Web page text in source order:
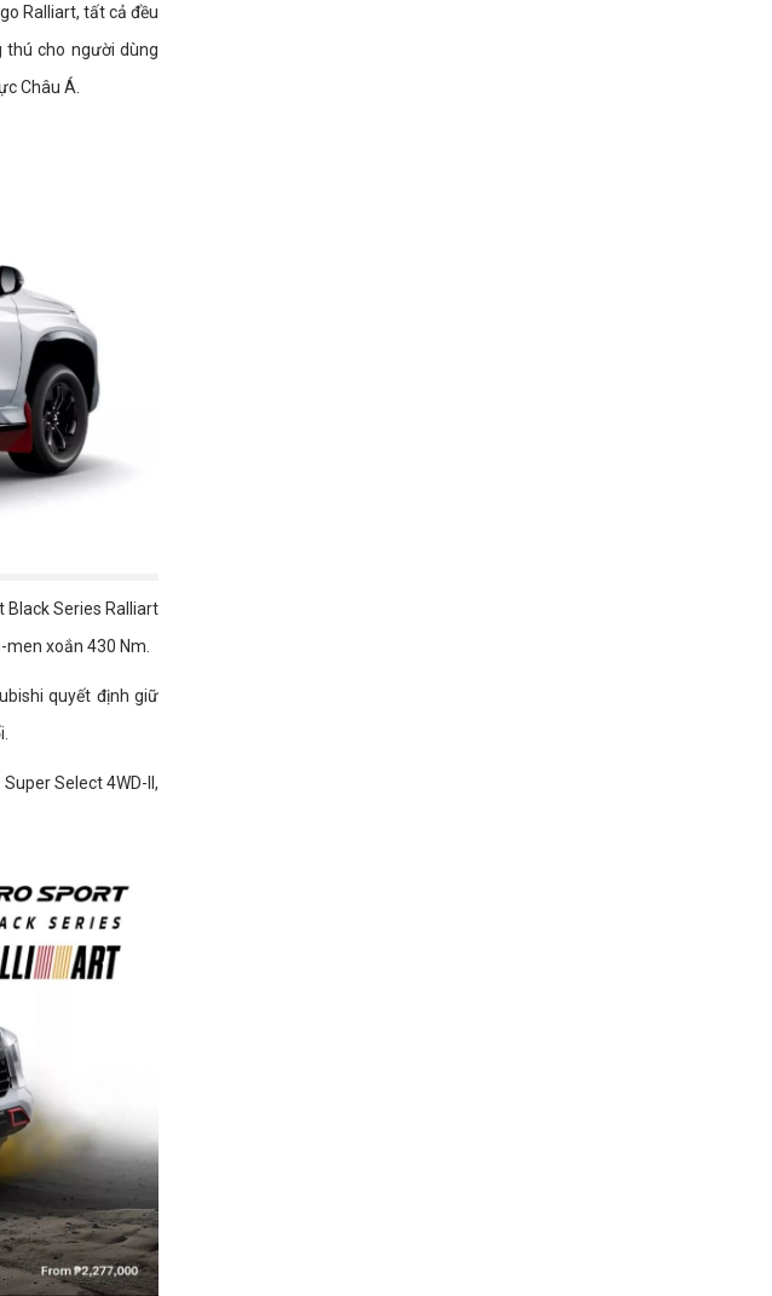
Ralliart, tất cả đều
cho người dùng
Châu Á.
Series Ralliart
xoắn 430 Nm.
quyết định giữ
Select 4WD-II,